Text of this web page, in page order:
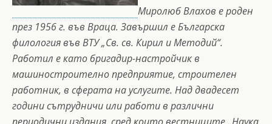
Миролюб Влахов е роден
през 1956 г. във Враца. Завършил е Българска
филология във ВТУ „Св. св. Кирил и Методий“.
Работил е като бригадир-настройчик в
машиностроително предприятие, строителен
работник, в сферата на услугите. Над двадесет
години сътрудничи или работи в различни